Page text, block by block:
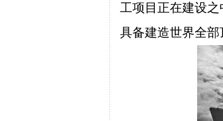
工项目正在建设
具备建造世界全